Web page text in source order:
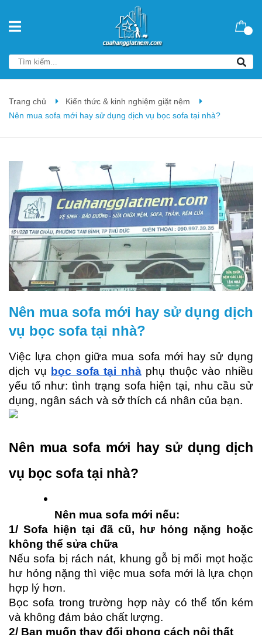
Trang chủ
Kiến thức & kinh nghiệm giặt nệm
Nên mua sofa mới hay sử dụng dịch vụ bọc sofa tại nhà?
Nên mua sofa mới hay sử dụng dịch
vụ bọc sofa tại nhà?
Việc lựa chọn giữa mua sofa mới hay sử dụng
dịch vụ bọc sofa tại nhà phụ thuộc vào nhiều
yếu tố như: tình trạng sofa hiện tại, nhu cầu sử
dụng, ngân sách và sở thích cá nhân của bạn.
Nên mua sofa mới hay sử dụng dịch
vụ bọc sofa tại nhà?
Nên mua sofa mới nếu:
1/ Sofa hiện tại đã cũ, hư hỏng nặng hoặc
không thể sửa chữa
Nếu sofa bị rách nát, khung gỗ bị mối mọt hoặc
hư hỏng nặng thì việc mua sofa mới là lựa chọn
hợp lý hơn.
Bọc sofa trong trường hợp này có thể tốn kém
và không đảm bảo chất lượng.
2/ Bạn muốn thay đổi phong cách nội thất